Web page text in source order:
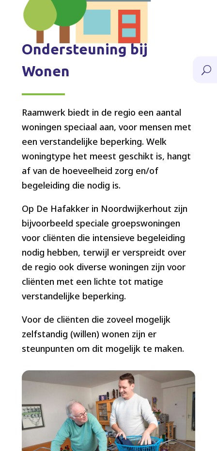
U
Ondersteuning bij
Wonen
Raamwerk biedt in de regio een aantal
woningen speciaal aan, voor mensen met
een verstandelijke beperking. Welk
woningtype het meest geschikt is, hangt
af van de hoeveelheid zorg en/of
begeleiding die nodig is.
Op De Hafakker in Noordwijkerhout zijn
bijvoorbeeld speciale groepswoningen
voor cliënten die intensieve begeleiding
nodig hebben, terwijl er verspreidt over
de regio ook diverse woningen zijn voor
cliënten met een lichte tot matige
verstandelijke beperking.
Voor de cliënten die zoveel mogelijk
zelfstandig (willen) wonen zijn er
steunpunten om dit mogelijk te maken.